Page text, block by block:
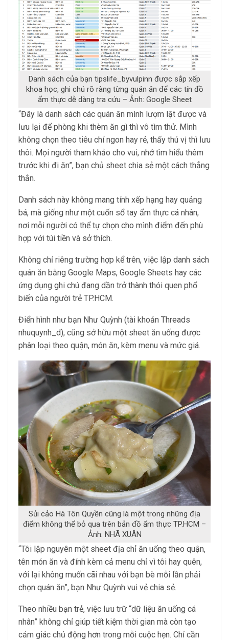
Danh sách của bạn tipslife_byvulpinn được sắp xếp
khoa học, ghi chú rõ ràng từng quán ăn để các tín đồ
ẩm thực dễ dàng tra cứu – Ảnh: Google Sheet
“Đây là danh sách các quán ăn mình lượm lặt được và
lưu lại để phòng khi thèm ăn gì thì vô tìm thử. Mình
không chọn theo tiêu chí ngon hay rẻ, thấy thú vị thì lưu
thôi. Mọi người tham khảo cho vui, nhớ tìm hiểu thêm
trước khi đi ăn”, bạn chủ sheet chia sẻ một cách thẳng
thắn.
Danh sách này không mang tính xếp hạng hay quảng
bá, mà giống như một cuốn sổ tay ẩm thực cá nhân,
nơi mỗi người có thể tự chọn cho mình điểm đến phù
hợp với túi tiền và sở thích.
Không chỉ riêng trường hợp kể trên, việc lập danh sách
quán ăn bằng Google Maps, Google Sheets hay các
ứng dụng ghi chú đang dần trở thành thói quen phổ
biến của người trẻ TP.HCM.
Điển hình như bạn Như Quỳnh (tài khoản Threads
nhuquynh_d), cũng sở hữu một sheet ăn uống được
phân loại theo quận, món ăn, kèm menu và mức giá.
Sủi cảo Hà Tôn Quyền cũng là một trong những địa
điểm không thể bỏ qua trên bản đồ ẩm thực TP.HCM –
Ảnh: NHÃ XUÂN
“Tôi lập nguyên một sheet địa chỉ ăn uống theo quận,
tên món ăn và đính kèm cả menu chỉ vì tôi hay quên,
với lại không muốn cãi nhau với bạn bè mỗi lần phải
chọn quán ăn”, bạn Như Quỳnh vui vẻ chia sẻ.
Theo nhiều bạn trẻ, việc lưu trữ “dữ liệu ăn uống cá
nhân” không chỉ giúp tiết kiệm thời gian mà còn tạo
cảm giác chủ động hơn trong mỗi cuộc hẹn. Chỉ cần